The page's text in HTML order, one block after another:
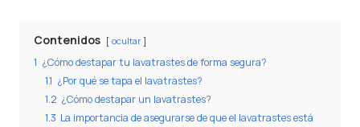
Contenidos ocultar
1 ¿Cómo destapar tu lavatrastes de forma segura?
1.1 ¿Por qué se tapa el lavatrastes?
1.2 ¿Cómo destapar un lavatrastes?
1.3 La importancia de asegurarse de que el lavatrastes está